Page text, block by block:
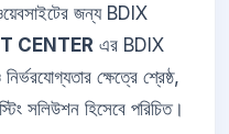
জন্য BDIX
CENTER এর BDIX
ক্ষেত্রে শ্রেষ্ঠ,
সলিউশন হিসেবে পরিচিত।